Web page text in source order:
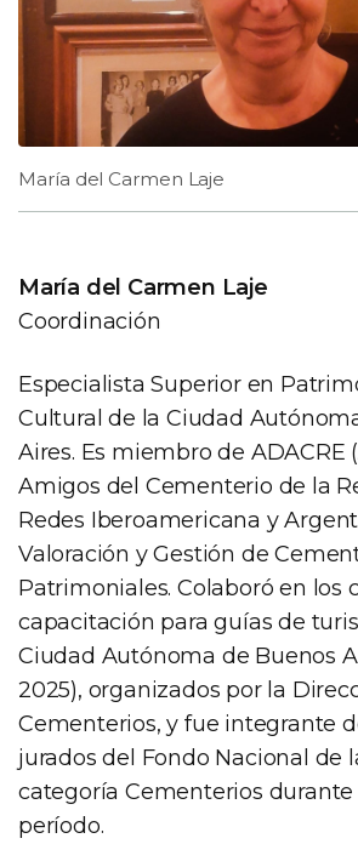
María del Carmen Laje
María del Carmen Laje
Coordinación
Especialista Superior en
Cultural de la Ciudad
Aires. Es miembro de ADACRE
Amigos del Cementerio de la
Redes Iberoamericana y
Valoración y Gestión de
Patrimoniales. Colaboró en los
capacitación para guías de
Ciudad Autónoma de Buenos
2025), organizados por la
Cementerios, y fue integrante
jurados del Fondo Nacional de
categoría Cementerios
período.